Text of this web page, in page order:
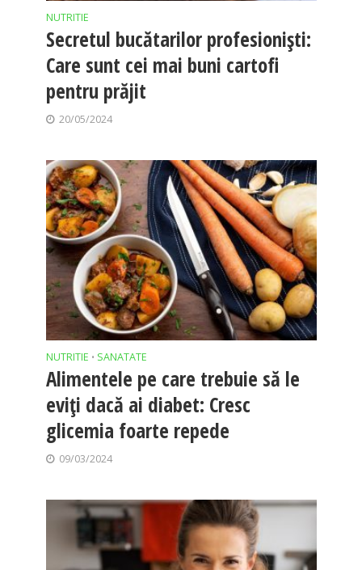
NUTRITIE
Secretul bucătarilor profesioniști:
Care sunt cei mai buni cartofi
pentru prăjit
20/05/2024
NUTRITIE • SANATATE
Alimentele pe care trebuie să le
eviți dacă ai diabet: Cresc
glicemia foarte repede
09/03/2024